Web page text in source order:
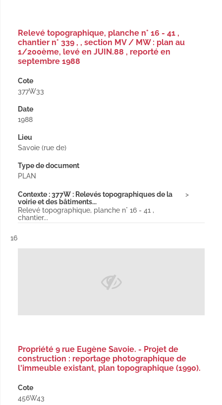
Relevé topographique, planche n° 16 - 41 ,
chantier n° 339 , , section MV / MW : plan au
1/200ème, levé en JUIN.88 , reporté en
septembre 1988
Cote
377W33
Date
1988
Lieu
Savoie (rue de)
Type de document
PLAN
Contexte : 377W : Relevés topographiques de la
voirie et des bâtiments...
Relevé topographique, planche n° 16 - 41 ,
chantier...
Résultat n°
16
Propriété 9 rue Eugène Savoie. - Projet de
construction : reportage photographique de
l'immeuble existant, plan topographique (1990).
Cote
456W43